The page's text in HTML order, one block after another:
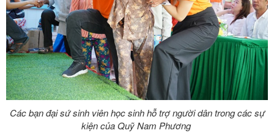
Các bạn đại sứ sinh viên học sinh hỗ trợ người dân trong các sự
kiện của Quỹ Nam Phương